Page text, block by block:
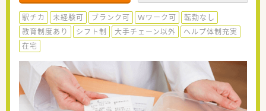
駅チカ 未経験可 ブランク可 Ｗワーク可
転勤なし
教育制度あり
シフト制 大手チェーン以外
ヘルプ体制充実
在宅